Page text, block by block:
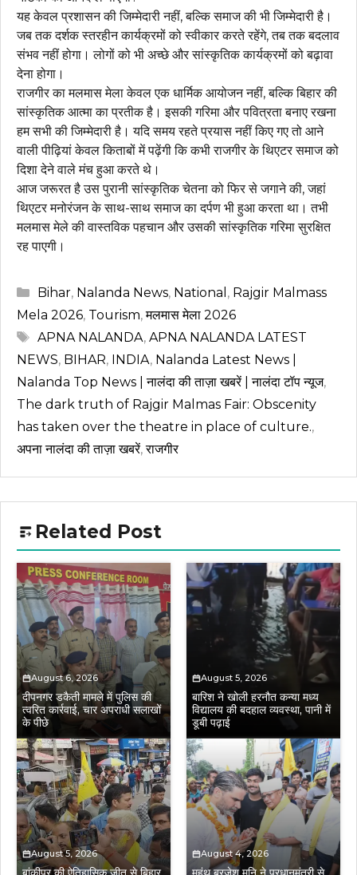
यह केवल प्रशासन की जिम्मेदारी नहीं, बल्कि समाज की भी जिम्मेदारी है।
जब तक दर्शक स्तरहीन कार्यक्रमों को स्वीकार करते रहेंगे, तब तक बदलाव
संभव नहीं होगा। लोगों को भी अच्छे और सांस्कृतिक कार्यक्रमों को बढ़ावा
देना होगा।
राजगीर का मलमास मेला केवल एक धार्मिक आयोजन नहीं, बल्कि बिहार की
सांस्कृतिक आत्मा का प्रतीक है। इसकी गरिमा और पवित्रता बनाए रखना
हम सभी की जिम्मेदारी है। यदि समय रहते प्रयास नहीं किए गए तो आने
वाली पीढ़ियां केवल किताबों में पढ़ेंगी कि कभी राजगीर के थिएटर समाज को
दिशा देने वाले मंच हुआ करते थे।
आज जरूरत है उस पुरानी सांस्कृतिक चेतना को फिर से जगाने की, जहां
थिएटर मनोरंजन के साथ-साथ समाज का दर्पण भी हुआ करता था। तभी
मलमास मेले की वास्तविक पहचान और उसकी सांस्कृतिक गरिमा सुरक्षित
रह पाएगी।
Categories
Bihar, Nalanda News, National , Rajgir Malmass
Mela 2026, Tourism,मलमास मेला 2026
Tags
APNA NALANDA, APNA NALANDA LATEST
NEWS, BIHAR, INDIA, Nalanda Latest News |
Nalanda Top News | नालंदा की ताज़ा खबरें | नालंदा टॉप न्यूज,
The dark truth of Rajgir Malmas Fair: Obscenity
has taken over the theatre in place of culture.,
अपना नालंदा की ताज़ा खबरें,राजगीर
Related Post
August 6, 2026
दीपनगर डकैती मामले में पुलिस की
त्वरित कार्रवाई, चार अपराधी सलाखों
के पीछे
August 5, 2026
बारिश ने खोली हरनौत कन्या मध्य
विद्यालय की बदहाल व्यवस्था, पानी में
डूबी पढ़ाई
August 5, 2026 August 4, 2026